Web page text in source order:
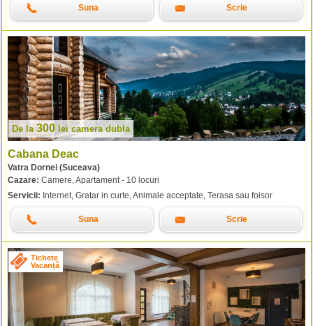
Suna Scrie
De la300 leicamera dubla
Cabana Deac
Vatra Dornei (Suceava)
Cazare: Camere, Apartament - 10 locuri
Servicii: Internet, Gratar in curte, Animale acceptate, Terasa sau foisor
Suna Scrie
Tichete
Vacanță